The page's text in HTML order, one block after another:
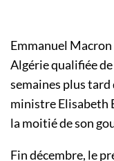
Emmanuel
Algérie qualifiée
semaines plus tard
ministre Elisabeth
la moitié de son
Fin décembre, le